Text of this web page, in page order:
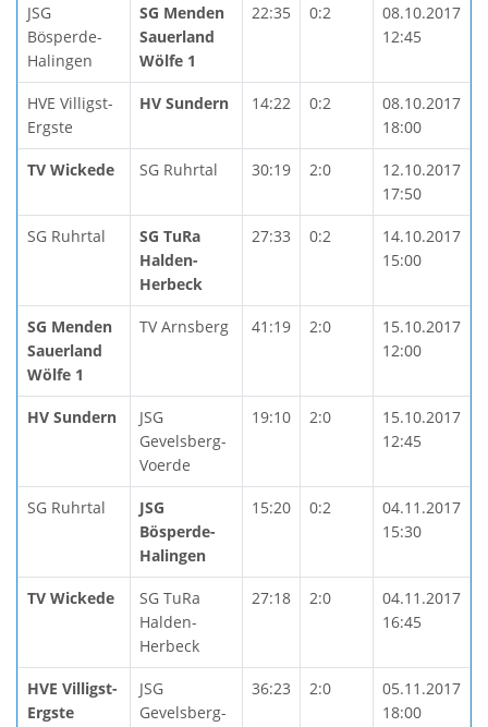
JSG
Bösperde-
Halingen
SG Menden
Sauerland
Wölfe 1
22:35 0:2
08.10.2017
12:45
HVE Villigst-
Ergste
HV Sundern 14:22 0:2
08.10.2017
18:00
TV Wickede SG Ruhrtal 30:19 2:0
12.10.2017
17:50
SG Ruhrtal
SG TuRa
Halden-
Herbeck
27:33 0:2
14.10.2017
15:00
SG Menden
Sauerland
Wölfe 1
TV Arnsberg 41:19 2:0
15.10.2017
12:00
HV Sundern
JSG
Gevelsberg-
Voerde
19:10 2:0
15.10.2017
12:45
SG Ruhrtal
JSG
Bösperde-
Halingen
15:20 0:2
04.11.2017
15:30
TV Wickede
SG TuRa
Halden-
Herbeck
27:18 2:0
04.11.2017
16:45
HVE Villigst-
Ergste
JSG
Gevelsberg-
36:23 2:0
05.11.2017
18:00